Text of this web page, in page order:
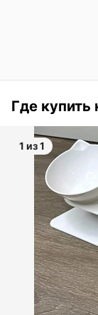
Где купить
1 из 1